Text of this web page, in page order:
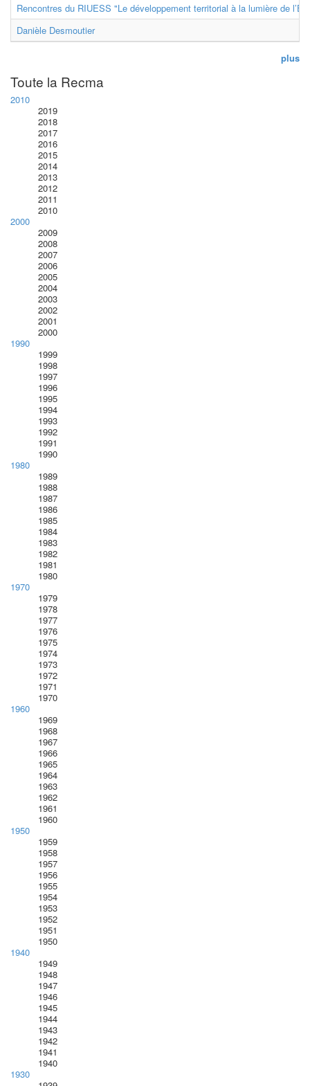
Rencontres du RIUESS "Le développement territorial à la lumière de
Danièle Desmoutier
plus
Toute la Recma
2010
2019
2018
2017
2016
2015
2014
2013
2012
2011
2010
2000
2009
2008
2007
2006
2005
2004
2003
2002
2001
2000
1990
1999
1998
1997
1996
1995
1994
1993
1992
1991
1990
1980
1989
1988
1987
1986
1985
1984
1983
1982
1981
1980
1970
1979
1978
1977
1976
1975
1974
1973
1972
1971
1970
1960
1969
1968
1967
1966
1965
1964
1963
1962
1961
1960
1950
1959
1958
1957
1956
1955
1954
1953
1952
1951
1950
1940
1949
1948
1947
1946
1945
1944
1943
1942
1941
1940
1930